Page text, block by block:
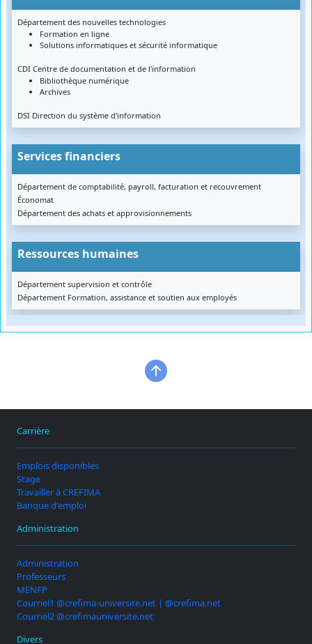
Département des nouvelles technologies
Formation en ligne
Solutions informatiques et sécurité informatique
CDI Centre de documentation et de l'information
Bibliothèque numérique
Archives
DSI Direction du système d'information
Services financiers
Département de comptabilité, payroll, facturation et recouvrement
Économat
Département des achats et approvisionnements
Ressources humaines
Département supervision et contrôle
Département Formation, assistance et soutien aux employés
Carrière
Emplois disponibles
Stage
Travailler à CREFIMA
Banque d'emploi
Administration
Administration
Professeurs
MENFP
Courriel1 @crefima-universite.net | @crefima.net
Courriel2 @crefimauniversite.net
Divers